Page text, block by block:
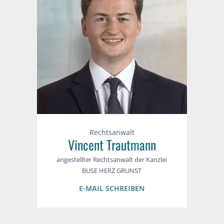
Rechtsanwalt
Vincent Trautmann
angestellter Rechtsanwalt der Kanzlei
BUSE HERZ GRUNST
E-MAIL SCHREIBEN